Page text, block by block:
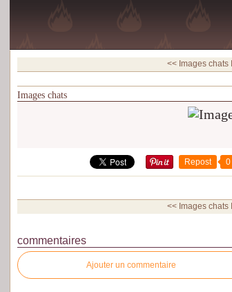
<< Images chats
Images chats
Repost 0
<< Images chats
commentaires
Ajouter un commentaire